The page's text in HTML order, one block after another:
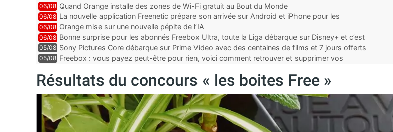
06/08 Quand Orange installe des zones de Wi-Fi gratuit au Bout du Monde
06/08 La nouvelle application Freenetic prépare son arrivée sur Android et iPhone pour les
abonnés Freebox, testez la
06/08 Orange mise sur une nouvelle pépite de l’IA
06/08 Bonne surprise pour les abonnés Freebox Ultra, toute la Liga débarque sur Disney+ et c’est
inclus
05/08 Sony Pictures Core débarque sur Prime Video avec des centaines de films et 7 jours offerts
05/08 Freebox : vous payez peut-être pour rien, voici comment retrouver et supprimer vos
Résultats du concours « les boites Free »